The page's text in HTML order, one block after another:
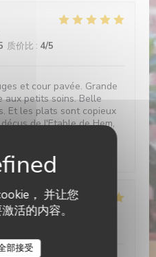
， 并让您
活的内容。
部接受
质价比 : 4/5
et cour pavée. Grande
aux petits soins. Belle
Et les plats sont copieux
de l'Etable de Hem,
rien ne vous
de Hem